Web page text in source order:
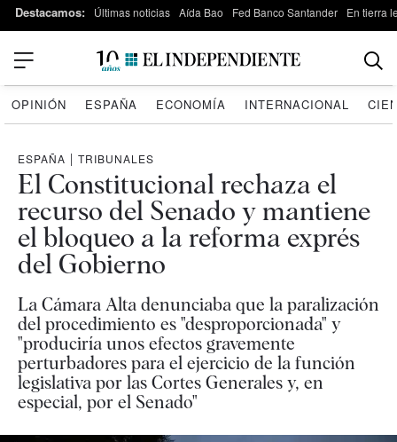
Destacamos: Últimas noticias Aída Bao Fed Banco Santander En tierra
OPINIÓN ESPAÑA ECONOMÍA INTERNACIONAL
ESPAÑA | TRIBUNALES
El Constitucional rechaza el
recurso del Senado y mantiene
el bloqueo a la reforma exprés
del Gobierno
La Cámara Alta denunciaba que la paralización
del procedimiento es "desproporcionada" y
"produciría unos efectos gravemente
perturbadores para el ejercicio de la función
legislativa por las Cortes Generales y, en
especial, por el Senado"